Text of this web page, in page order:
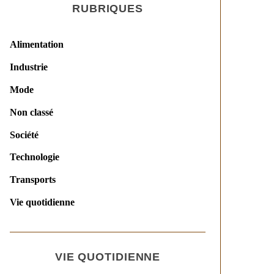
RUBRIQUES
Alimentation
Industrie
Mode
Non classé
Société
Technologie
Transports
Vie quotidienne
VIE QUOTIDIENNE